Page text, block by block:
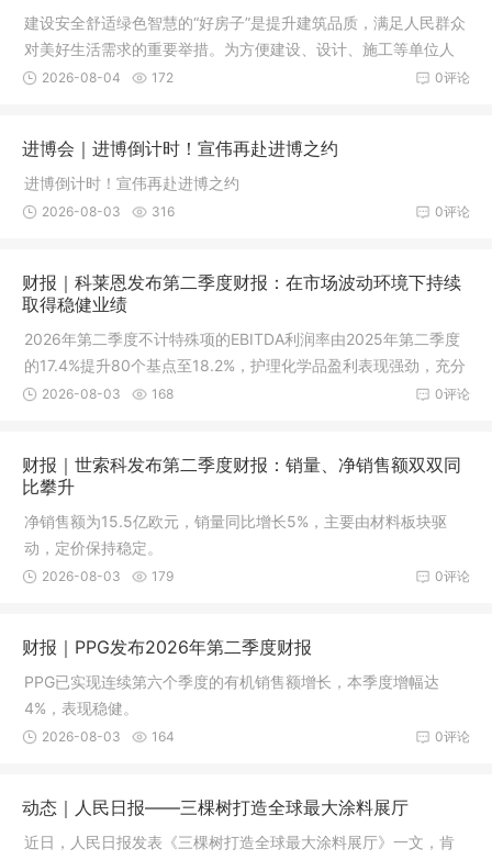
建设安全舒适绿色智慧的“好房子”是提升建筑品质，满足人民群众
对美好生活需求的重要举措。为方便建设、设计、施工等单位人
员和广大人民群众了解
0评论
2026-08-04 172
进博会｜进博倒计时！宣伟再赴进博之约
进博倒计时！宣伟再赴进博之约
0评论
2026-08-03 316
财报｜科莱恩发布第二季度财报：在市场波动环境下持续
取得稳健业绩
2026年第二季度不计特殊项的EBITDA利润率由2025年第二季度
的17.4%提升80个基点至18.2%，护理化学品盈利表现强劲，充分
对冲催化剂利润率的下降
0评论
2026-08-03 168
财报｜世索科发布第二季度财报：销量、净销售额双双同
比攀升
净销售额为15.5亿欧元，销量同比增长5%，主要由材料板块驱
动，定价保持稳定。
0评论
2026-08-03 179
财报｜PPG发布2026年第二季度财报
PPG已实现连续第六个季度的有机销售额增长，本季度增幅达
4%，表现稳健。
0评论
2026-08-03 164
动态｜人民日报——三棵树打造全球最大涂料展厅
近日，人民日报发表《三棵树打造全球最大涂料展厅》一文，肯